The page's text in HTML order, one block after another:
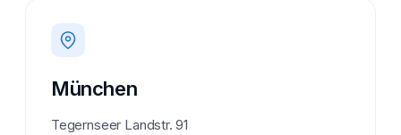
München
Tegernseer Landstr. 91